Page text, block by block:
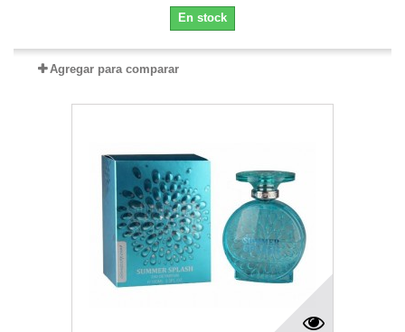
En stock
Agregar para comparar